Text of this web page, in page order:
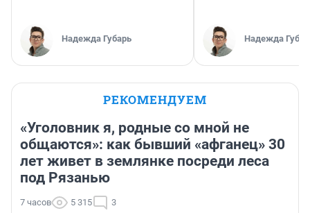
Надежда Губарь Надежда
РЕКОМЕНДУЕМ
«Уголовник я, родные со мной не
общаются»: как бывший «афганец» 30
лет живет в землянке посреди леса
под Рязанью
7 часов 5 315 3